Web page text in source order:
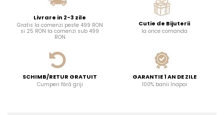
Livrare in 2-3 zile
Gratis la comenzi peste 499 RON
si 25 RON la comenzi sub 499
RON
Cutie de Bijuterii
la orice comanda
SCHIMB/RETUR GRATUIT
Cumperi fără griji
GARANTIE 1 AN DE ZILE
100% banii înapoi